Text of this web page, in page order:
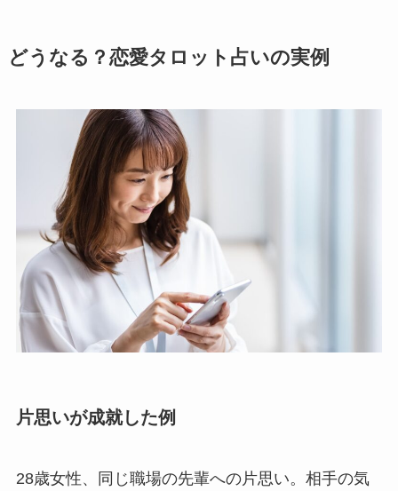
どうなる？恋愛タロット占いの実例
片思いが成就した例
28歳女性、同じ職場の先輩への片思い。相手の気